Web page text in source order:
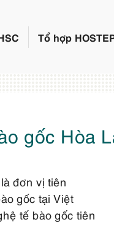
Tổ hợp
gốc Hòa
đơn vị tiên
gốc tại Việt
tế bào gốc tiên